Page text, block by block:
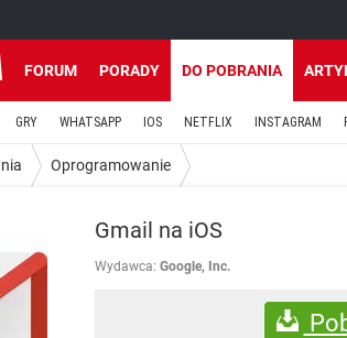
FORUM PORADY DO POBRANIA
GRY WHATSAPP IOS NETFLIX INSTAGRAM
Oprogramowanie
Gmail na iOS
Wydawca: Google, Inc.